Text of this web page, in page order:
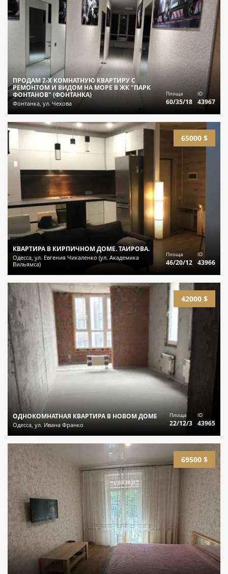
ПРОДАМ 2-Х КОМНАТНУЮ КВАРТИРУ С
РЕМОНТОМ И ВИДОМ НА МОРЕ В ЖК "ПАРК
ФОНТАНОВ" (ФОНТАНКА)
Фонтанка, ул. Чехова
Площа
60/35/18
ID
43967
65000 $
КВАРТИРА В КИРПИЧНОМ ДОМЕ. ТАИРОВА.
Одесса, ул. Евгения Чикаленко (ул. Академика
Вильямса)
Площа
46/20/12
ID
43966
42000 $
ОДНОКОМНАТНАЯ КВАРТИРА В НОВОМ ДОМЕ
Одесса, ул. Ивана Франко
Площа
22/12/3
ID
43965
69500 $